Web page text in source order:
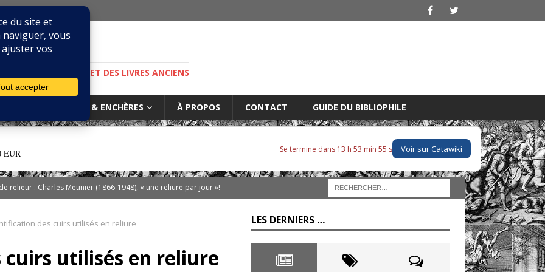
DE LA BIBLIOPHILIE ET DES LIVRES ANCIENS
MARCHÉ & ENCHÈRES À PROPOS CONTACT GUIDE DU BIBLIOPHILE
EUR Se termine dans 13 h 53 min 54 s Voir sur Catawiki
relieur : Charles Meunier (1866-1948), « une reliure par jour »!
on s’en tamponne ! Une chronique de Mathieu Lenoir
des cuirs utilisés en reliure
cuirs utilisés en reliure
LES DERNIERS …